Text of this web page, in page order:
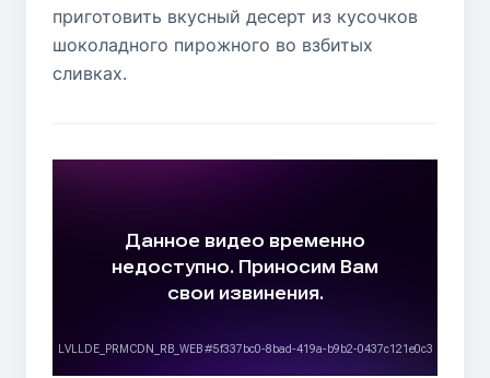
приготовить вкусный десерт из кусочков
шоколадного пирожного во взбитых
сливках.